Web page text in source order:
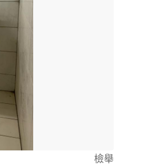
檢舉